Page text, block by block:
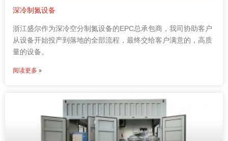
深冷制氮设备
浙江盛尔作为深冷空分制氮设备的EPC总承包商，我司协助客户
从设备开始投产到落地的全部流程，最终交给客户满意的，高质
量的设备。
阅读更多 »